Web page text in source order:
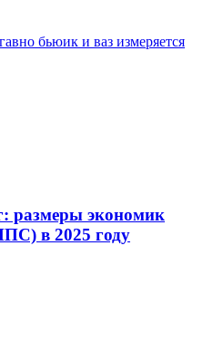
бьюик и ваз измеряется
размеры экономик
в 2025 году